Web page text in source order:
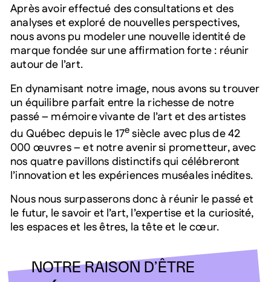
Après avoir effectué des consultations et des
analyses et exploré de nouvelles perspectives,
nous avons pu modeler une nouvelle identité de
marque fondée sur une affirmation forte : réunir
autour de l’art.
En dynamisant notre image, nous avons su trouver
un équilibre parfait entre la richesse de notre
passé – mémoire vivante de l’art et des artistes
du Québec depuis le 17esiècle avec plus de 42
000 œuvres – et notre avenir si prometteur, avec
nos quatre pavillons distinctifs qui célébreront
l’innovation et les expériences muséales inédites.
Nous nous surpasserons donc à réunir le passé et
le futur, le savoir et l’art, l’expertise et la curiosité,
les espaces et les êtres, la tête et le cœur.
NOTRE RAISON D’ÊTRE